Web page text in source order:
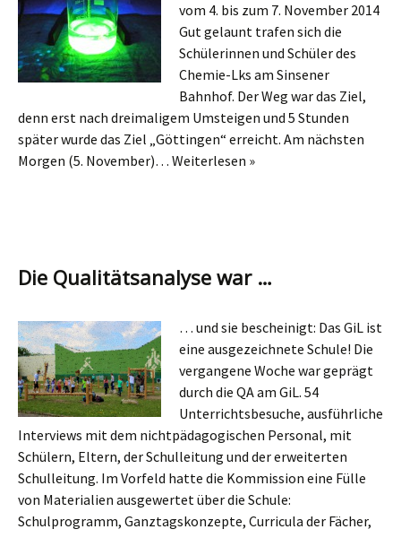
vom 4. bis zum 7. November 2014
Gut gelaunt trafen sich die
Schülerinnen und Schüler des
Chemie-Lks am Sinsener
Bahnhof. Der Weg war das Ziel,
denn erst nach dreimaligem Umsteigen und 5 Stunden
später wurde das Ziel „Göttingen“ erreicht. Am nächsten
Morgen (5. November)… Weiterlesen »
Die Qualitätsanalyse war …
… und sie bescheinigt: Das GiL ist
eine ausgezeichnete Schule! Die
vergangene Woche war geprägt
durch die QA am GiL. 54
Unterrichtsbesuche, ausführliche
Interviews mit dem nichtpädagogischen Personal, mit
Schülern, Eltern, der Schulleitung und der erweiterten
Schulleitung. Im Vorfeld hatte die Kommission eine Fülle
von Materialien ausgewertet über die Schule:
Schulprogramm, Ganztagskonzepte, Curricula der Fächer,